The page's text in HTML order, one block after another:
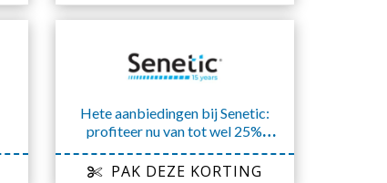
Hete aanbiedingen bij Senetic:
profiteer nu van tot wel 25%
korting
PAK DEZE KORTING